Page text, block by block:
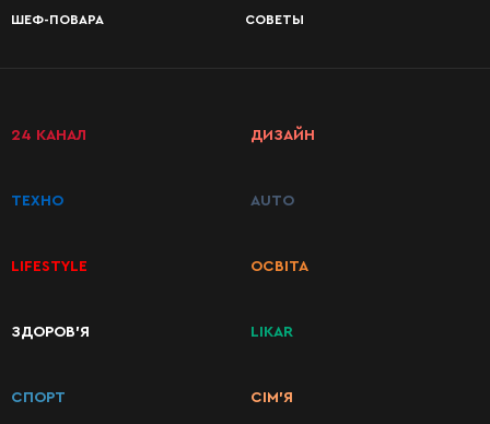
блюда
Вторые
ШЕФ-ПОВАРА СОВЕТЫ
24 КАНАЛ
ТЕХНО
LIFESTYLE
ЗДОРОВ’Я
СПОРТ
ДИЗАЙН
AUTO
ОСВІТА
LIKAR
СІМ’Я